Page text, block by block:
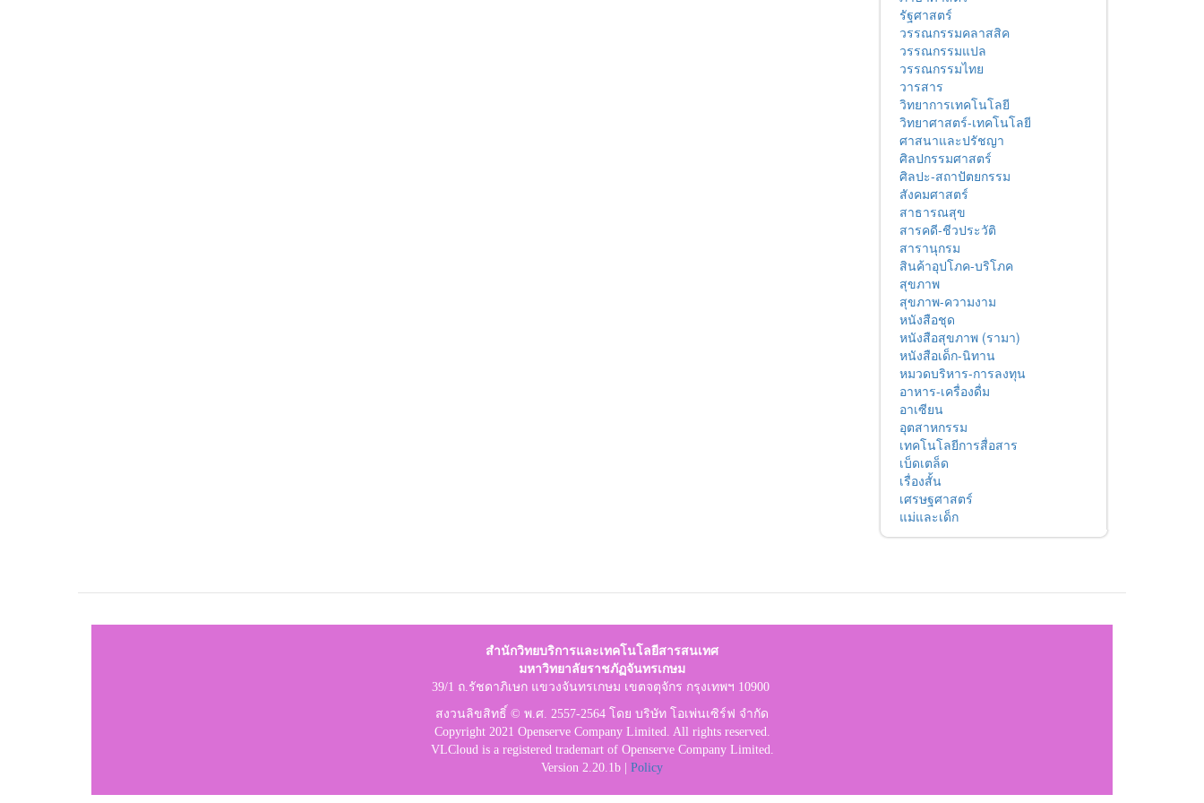
รัฐศาสตร์
วรรณกรรมคลาสสิค
วรรณกรรมแปล
วรรณกรรมไทย
วารสาร
วิทยาการเทคโนโลยี
วิทยาศาสตร์-เทคโนโลยี
ศาสนาและปรัชญา
ศิลปกรรมศาสตร์
ศิลปะ-สถาปัตยกรรม
สังคมศาสตร์
สาธารณสุข
สารคดี-ชีวประวัติ
สารานุกรม
สินค้าอุปโภค-บริโภค
สุขภาพ
สุขภาพ-ความงาม
หนังสือชุด
หนังสือสุขภาพ (รามา)
หนังสือเด็ก-นิทาน
หมวดบริหาร-การลงทุน
อาหาร-เครื่องดื่ม
อาเซียน
อุตสาหกรรม
เทคโนโลยีการสื่อสาร
เบ็ดเตล็ด
เรื่องสั้น
เศรษฐศาสตร์
แม่และเด็ก
สำนักวิทยบริการและเทคโนโลยีสารสนเทศ
มหาวิทยาลัยราชภัฏจันทรเกษม
39/1 ถ.รัชดาภิเษก แขวงจันทรเกษม เขตจตุจักร กรุงเทพฯ 10900
สงวนลิขสิทธิ์ © พ.ศ. 2557-2564 โดย บริษัท โอเพ่นเซิร์ฟ จำกัด
Copyright 2021 Openserve Company Limited. All rights reserved.
VLCloud is a registered trademart of Openserve Company Limited.
Version 2.20.1b | Policy